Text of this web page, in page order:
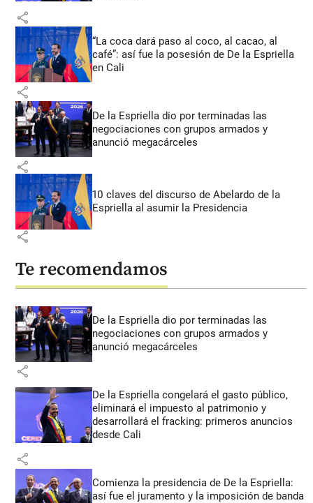
share
“La coca dará paso al coco, al cacao, al
café”: así fue la posesión de De la Espriella
en Cali
share
De la Espriella dio por terminadas las
negociaciones con grupos armados y
anunció megacárceles
share
10 claves del discurso de Abelardo de la
Espriella al asumir la Presidencia
share
Te recomendamos
De la Espriella dio por terminadas las
negociaciones con grupos armados y
anunció megacárceles
share
De la Espriella congelará el gasto público,
eliminará el impuesto al patrimonio y
desarrollará el fracking: primeros anuncios
desde Cali
share
Comienza la presidencia de De la Espriella:
así fue el juramento y la imposición de banda